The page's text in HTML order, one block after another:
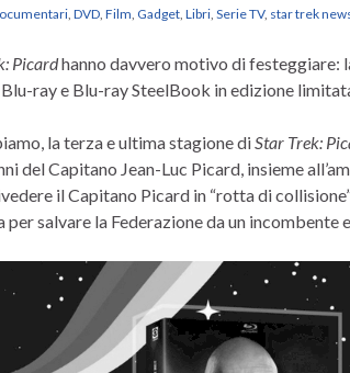
, DVD, Film, Gadget, Libri, Serie TV, star trek
Picardhanno davvero motivo di festeggiare:
ray e Blu-ray SteelBook in edizione
la terza e ultima stagione diStar Trek:
del Capitano Jean-Luc Picard, insieme
il Capitano Picard in “rotta di
per salvare la Federazione da un incombente